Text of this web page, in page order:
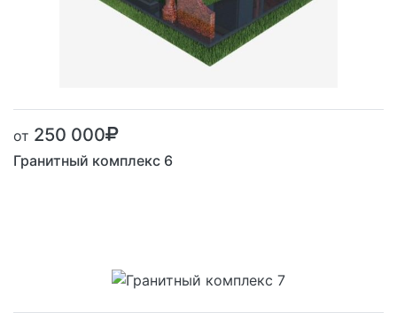
от 250 000
Гранитный комплекс 6